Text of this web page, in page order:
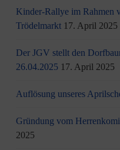
Kinder-Rallye im Rahmen
Trödelmarkt 17. April 2025
Der JGV stellt den
26.04.2025 17. April 2025
Auflösung unseres
Gründung vom
2025